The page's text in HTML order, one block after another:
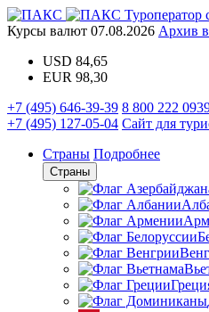
Туроператор
Курсы валют 07.08.2026 Архив
USD 84,65
EUR 98,30
+7 (495) 646-39-39 8 800 222
+7 (495) 127-05-04 Сайт для
Страны Подробнее
Страны